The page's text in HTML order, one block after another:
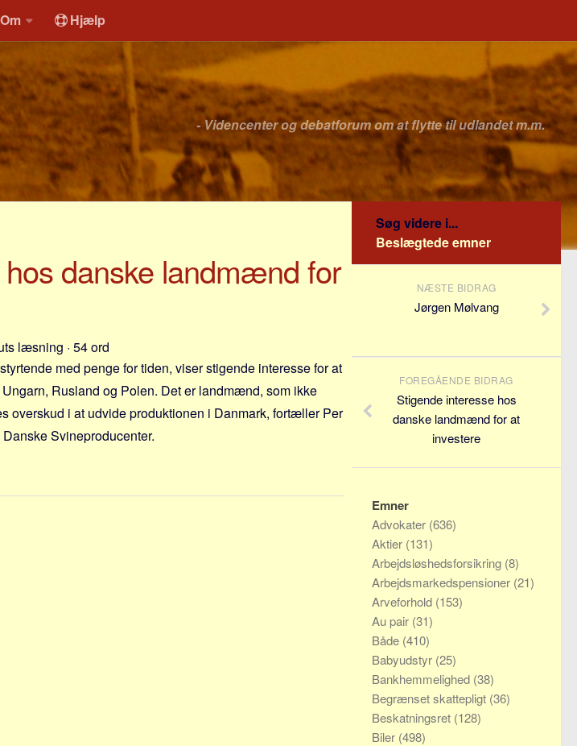
Om Hjælp
- Videncenter og debatforum om at flytte til udlandet m.m.
danske landmænd for
læsning · 54 ord
med penge for tiden, viser stigende interesse for at
Rusland og Polen. Det er landmænd, som ikke
overskud i at udvide produktionen i Danmark, fortæller Per
Svineproducenter.
Søg videre i...
Beslægtede emner
NÆSTE BIDRAG
Jørgen Mølvang
FOREGÅENDE BIDRAG
Stigende interesse hos
danske landmænd for at
investere
Emner
Advokater (636)
Aktier (131)
Arbejdsløshedsforsikring (8)
Arbejdsmarkedspensioner (21)
Arveforhold (153)
Au pair (31)
Både (410)
Babyudstyr (25)
Bankhemmelighed (38)
Begrænset skattepligt (36)
Beskatningsret (128)
Biler (498)